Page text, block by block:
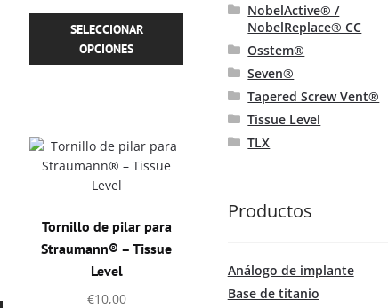
página
producto
SELECCIONAR
OPCIONES
producto
tiene
múltiples
variantes.
opciones
producto
Tornillo de pilar para
Straumann® – Tissue
Level
€10,00
NobelActive® /
NobelReplace® CC
Osstem®
Seven®
Tapered Screw Vent®
Tissue Level
TLX
Productos
Análogo de implante
Base de titanio